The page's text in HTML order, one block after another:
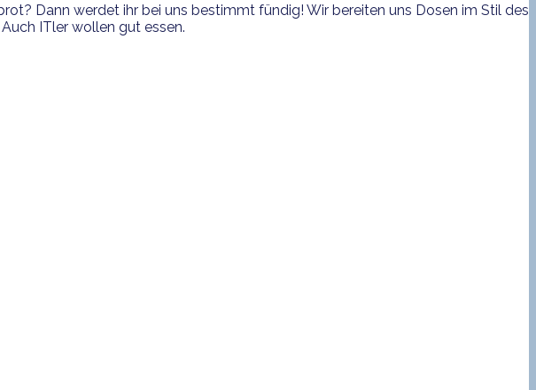
Dann werdet ihr bei uns bestimmt fündig! Wir bereiten uns Dosen im Stil des
ITler wollen gut essen.